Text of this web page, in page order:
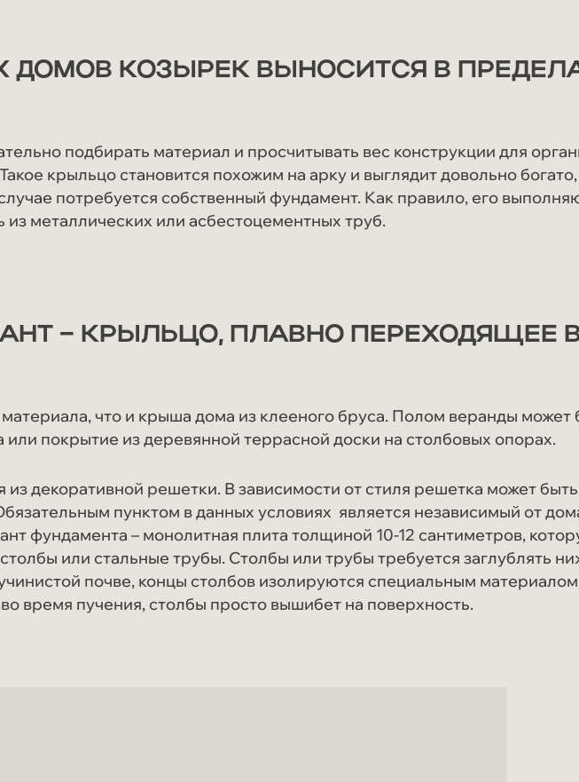
КОЗЫРЕК ВЫНОСИТСЯ В
подбирать материал и просчитывать вес конструкции для
крыльцо становится похожим на арку и выглядит довольно
потребуется собственный фундамент. Как правило, его
из металлических или асбестоцементных труб.
– КРЫЛЬЦО, ПЛАВНО ПЕРЕХОДЯЩЕЕ
что и крыша дома из клееного бруса. Полом веранды может
покрытие из деревянной террасной доски на столбовых опорах.
декоративной решетки. В зависимости от стиля решетка может быть
пунктом в данных условиях является независимый от
фундамента – монолитная плита толщиной 10-12 сантиметров,
или стальные трубы. Столбы или трубы требуется заглублять
почве, концы столбов изолируются специальным
время пучения, столбы просто вышибет на поверхность.